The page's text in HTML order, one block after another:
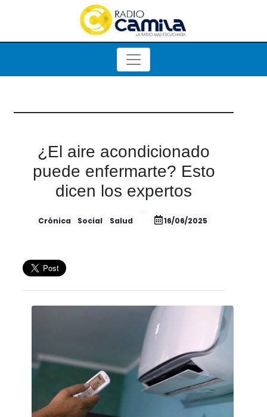
¿El aire acondicionado
puede enfermarte? Esto
dicen los expertos
Crónica Social Salud 16/06/2025